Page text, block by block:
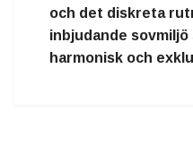
och det diskreta
inbjudande sovmiljö
harmonisk och